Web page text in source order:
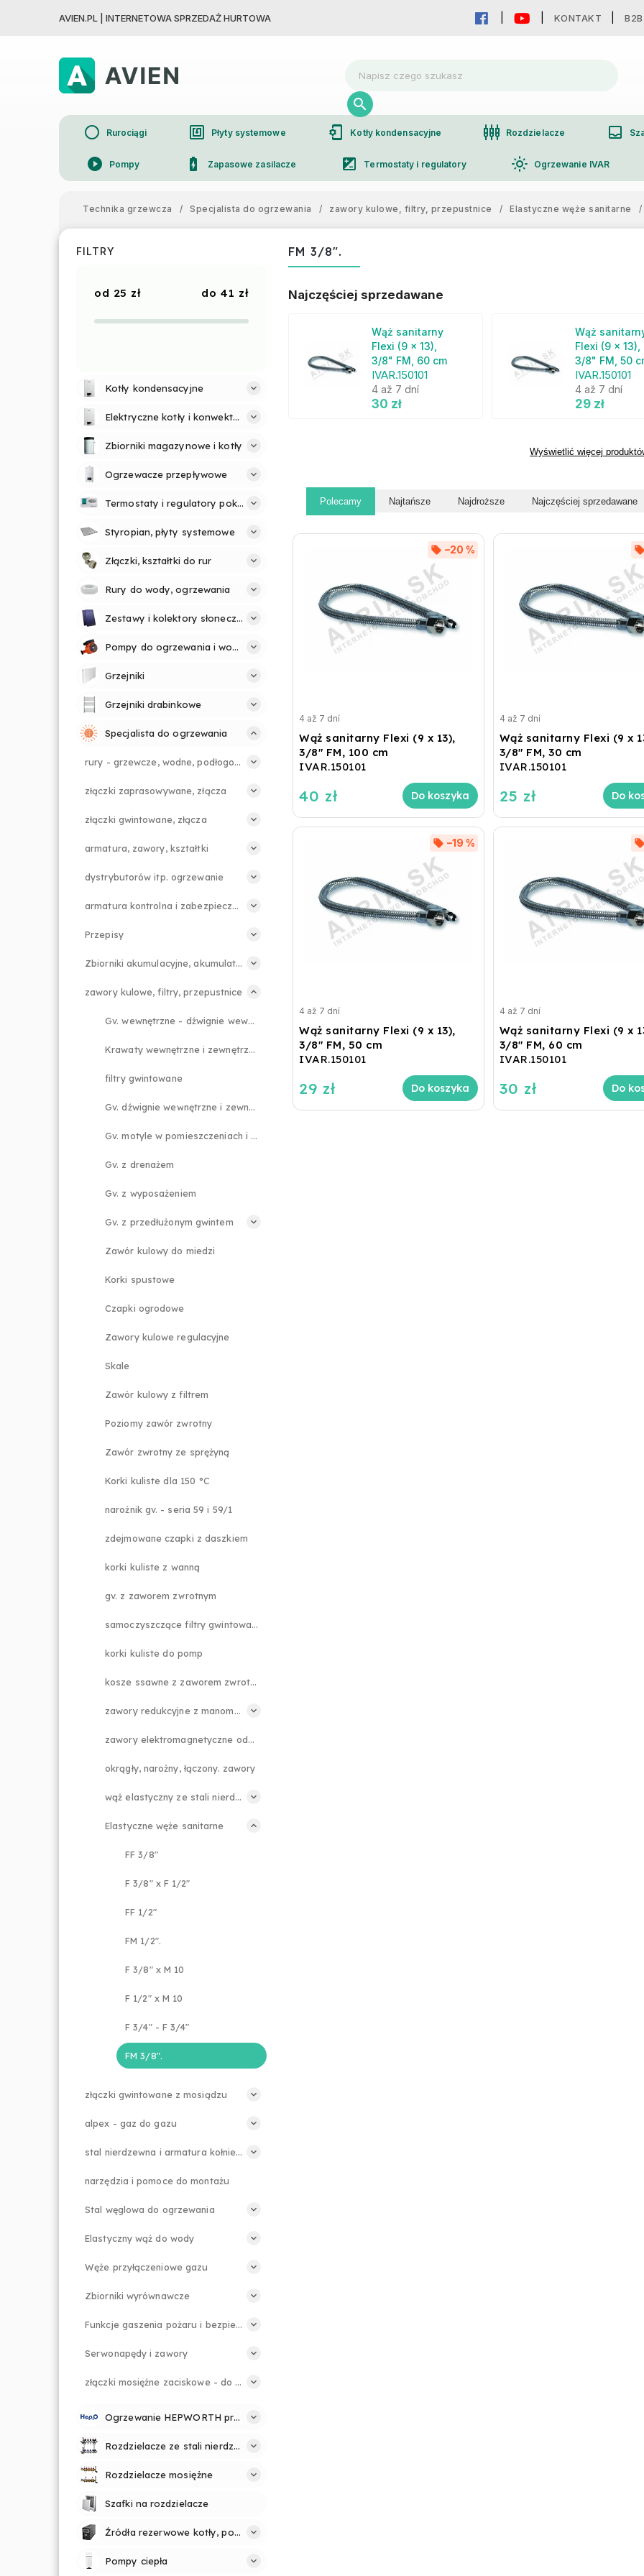
AVIEN.PL | INTERNETOWA SPRZEDAŻ HURTOWA KONTAKT B2B
circle Rurociągi nfc Płyty systemowe phonelink_setup Kotły kondensacyjne settings_input_component Rozdzielacze inbox
play_circle_filled Pompy battery_charging_full Zapasowe zasilacze iso Termostaty i regulatory light_mode Ogrzewanie IVAR
Technika grzewcza
/ Specjalista do ogrzewania / zawory kulowe, filtry, przepustnice / Elastyczne węże sanitarne /
FILTRY
25 zł 41 zł
Kotły kondensacyjne
Elektryczne kotły i konwektory
Zbiorniki magazynowe i kotły
Ogrzewacze przepływowe
Termostaty i regulatory pokojowe
Styropian, płyty systemowe
Złączki, kształtki do rur
Rury do wody, ogrzewania
Zestawy i kolektory słoneczne
Pompy do ogrzewania i wody
Grzejniki
Grzejniki drabinkowe
Specjalista do ogrzewania
rury - grzewcze, wodne, podłogowe.
złączki zaprasowywane, złącza
złączki gwintowane, złącza
armatura, zawory, kształtki
dystrybutorów itp. ogrzewanie
armatura kontrolna i zabezpieczająca
Przepisy
Zbiorniki akumulacyjne, akumulatory
zawory kulowe, filtry, przepustnice
Gv. wewnętrzne - dźwignie wewnętrzne
Krawaty wewnętrzne i zewnętrzne Gv.
filtry gwintowane
Gv. dźwignie wewnętrzne i zewnętrzne
Gv. motyle w pomieszczeniach i na zewnątrz
Gv. z drenażem
Gv. z wyposażeniem
Gv. z przedłużonym gwintem
Zawór kulowy do miedzi
Korki spustowe
Czapki ogrodowe
Zawory kulowe regulacyjne
Skale
Zawór kulowy z filtrem
Poziomy zawór zwrotny
Zawór zwrotny ze sprężyną
Korki kuliste dla 150 °C
narożnik gv. - seria 59 i 59/1
zdejmowane czapki z daszkiem
korki kuliste z wanną
gv. z zaworem zwrotnym
samoczyszczące filtry gwintowane
korki kuliste do pomp
kosze ssawne z zaworem zwrotnym
zawory redukcyjne z manometrem
zawory elektromagnetyczne odcinające
okrągły, narożny, łączony. zawory
wąż elastyczny ze stali nierdzewnej
Elastyczne węże sanitarne
FF 3/8"
F 3/8" x F 1/2"
FF 1/2"
FM 1/2".
F 3/8" x M 10
F 1/2" x M 10
F 3/4" - F 3/4"
FM 3/8".
złączki gwintowane z mosiądzu
alpex - gaz do gazu
stal nierdzewna i armatura kołnierzowa
narzędzia i pomoce do montażu
Stal węglowa do ogrzewania
Elastyczny wąż do wody
Węże przyłączeniowe gazu
Zbiorniki wyrównawcze
Funkcje gaszenia pożaru i bezpieczeństwa
Serwonapędy i zawory
złączki mosiężne zaciskowe - do rur PE
Ogrzewanie HEPWORTH profesjonalnie i prosto
Rozdzielacze ze stali nierdzewnej
Rozdzielacze mosiężne
Szafki na rozdzielacze
Źródła rezerwowe kotły, pompy
Pompy ciepła
FM 3/8".
Najczęściej sprzedawane
Wąż sanitarny
Flexi (9 x 13),
3/8" FM, 60 cm
IVAR.150101
4 až 7 dní
30 zł
Wąż
Flexi (9 x 13),
3/8" FM, 50
IVAR.150101
4 až 7 dní
29 zł
Wyświetlić więcej
Polecamy Najtańsze Najdroższe Najczęściej sprzedawane
Wąż sanitarny Flexi (9 x 13),
3/8" FM, 100 cm
IVAR.150101
–20 %
4 až 7 dní
40 zł Do koszyka
Wąż sanitarny Flexi (9 x
3/8" FM, 30 cm
IVAR.150101
4 až 7 dní
25 zł Do
Wąż sanitarny Flexi (9 x 13),
3/8" FM, 50 cm
IVAR.150101
–19 %
4 až 7 dní
29 zł Do koszyka
Wąż sanitarny Flexi (9 x
3/8" FM, 60 cm
IVAR.150101
4 až 7 dní
30 zł Do